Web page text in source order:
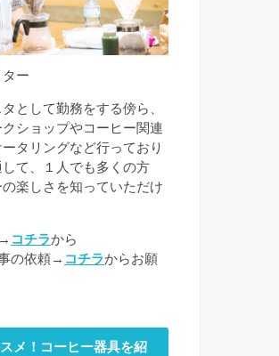
ー
として勤務をする傍ら、
ショップやコーヒー関連
タリングなど行っており
て、１人でも多くの方
楽しさを知っていただけ
コチラから
の依頼→ コチラからお願
メ！コーヒー器具を紹